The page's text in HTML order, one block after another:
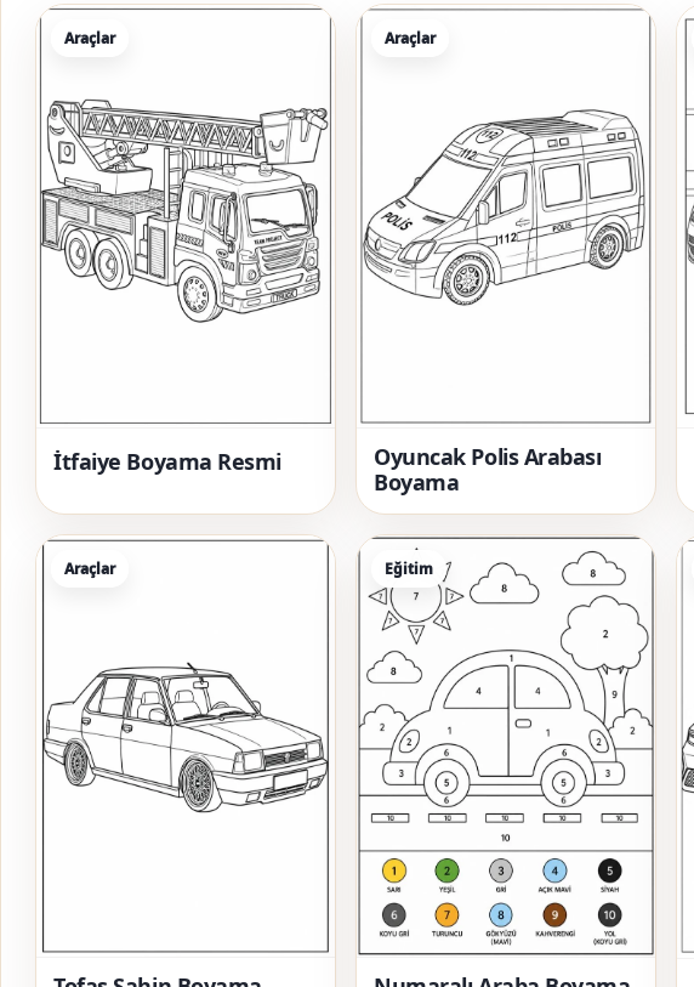
Araçlar
İtfaiye Boyama Resmi
Araçlar
Oyuncak Polis Arabası
Boyama
Araçlar Eğitim